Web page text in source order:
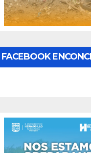
FACEBOOK